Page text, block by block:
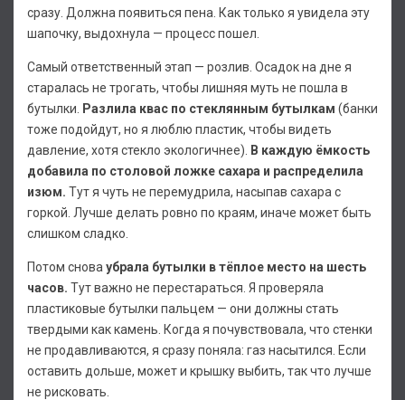
сразу. Должна появиться пена. Как только я увидела эту
шапочку, выдохнула — процесс пошел.
Самый ответственный этап — розлив. Осадок на дне я
старалась не трогать, чтобы лишняя муть не пошла в
бутылки.
Разлила квас по стеклянным бутылкам (банки
тоже подойдут, но я люблю пластик, чтобы видеть
давление, хотя стекло экологичнее).
В каждую ёмкость
добавила по столовой ложке сахара и распределила
изюм. Тут я чуть не перемудрила, насыпав сахара с
горкой. Лучше делать ровно по краям, иначе может быть
слишком сладко.
Потом снова убрала бутылки в тёплое место на шесть
часов. Тут важно не перестараться. Я проверяла
пластиковые бутылки пальцем — они должны стать
твердыми как камень. Когда я почувствовала, что стенки
не продавливаются, я сразу поняла: газ насытился. Если
оставить дольше, может и крышку выбить, так что лучше
не рисковать.